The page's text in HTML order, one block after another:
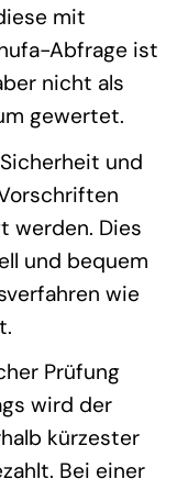
mit
Abfrage ist
nicht als
gewertet.
und
werden. Dies
und bequem
wie
Prüfung
wird der
kürzester
Bei einer